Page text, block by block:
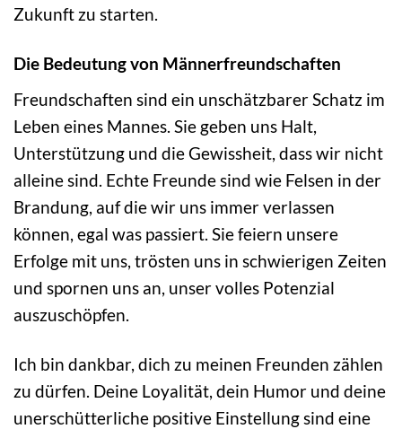
Zukunft zu starten.
Die Bedeutung von Männerfreundschaften
Freundschaften sind ein unschätzbarer Schatz im
Leben eines Mannes. Sie geben uns Halt,
Unterstützung und die Gewissheit, dass wir nicht
alleine sind. Echte Freunde sind wie Felsen in der
Brandung, auf die wir uns immer verlassen
können, egal was passiert. Sie feiern unsere
Erfolge mit uns, trösten uns in schwierigen Zeiten
und spornen uns an, unser volles Potenzial
auszuschöpfen.
Ich bin dankbar, dich zu meinen Freunden zählen
zu dürfen. Deine Loyalität, dein Humor und deine
unerschütterliche positive Einstellung sind eine